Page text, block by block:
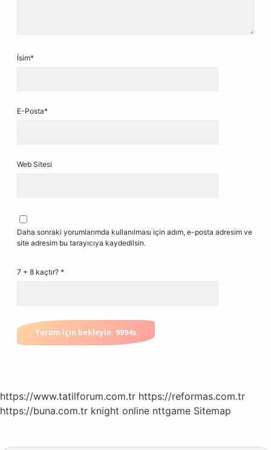
İsim*
E-Posta*
Web Sitesi
Daha sonraki yorumlarımda kullanılması için adım, e-posta adresim ve
site adresim bu tarayıcıya kaydedilsin.
7 + 8 kaçtır? *
https://www.tatilforum.com.tr https://reformas.com.tr
https://buna.com.tr knight online nttgame Sitemap